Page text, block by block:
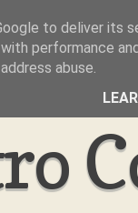
Somos ??
to deliver its
performance
abuse.